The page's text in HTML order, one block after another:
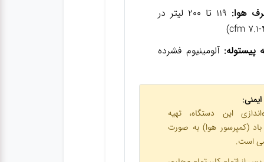
هوا:
۱۱۹ تا ۲۰۰ لیتر در
آلومینیوم فشرده
این دستگاه، تهیه
باد (کمپرسور هوا) به صورت
است.